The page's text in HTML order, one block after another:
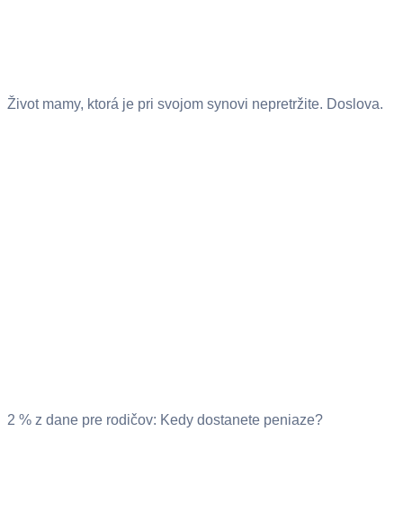
Život mamy, ktorá je pri svojom synovi nepretržite. Doslova.
2 % z dane pre rodičov: Kedy dostanete peniaze?